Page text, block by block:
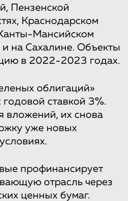
Пензенской
Краснодарском
Мансийском
на Сахалине. Объекты
в 2022-2023 годах.
облигаций»
годовой ставкой 3%.
вложений, их снова
уже новых
профинансирует
отрасль через
ценных бумаг.